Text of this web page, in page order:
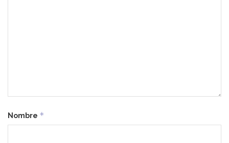
Nombre *